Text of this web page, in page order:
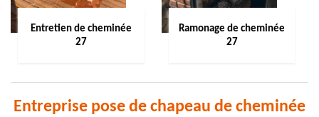
Entretien de cheminée
27
Ramonage de cheminée
27
Entreprise pose de chapeau de cheminée